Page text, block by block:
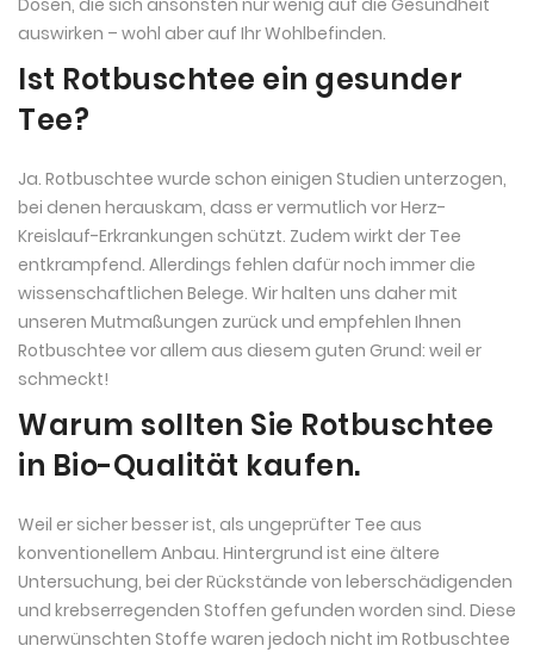
auswirken – wohl aber auf Ihr Wohlbefinden.
Ist Rotbuschtee ein gesunder
Tee?
Ja. Rotbuschtee wurde schon einigen Studien unterzogen,
bei denen herauskam, dass er vermutlich vor Herz-
Kreislauf-Erkrankungen schützt. Zudem wirkt der Tee
entkrampfend. Allerdings fehlen dafür noch immer die
wissenschaftlichen Belege. Wir halten uns daher mit
unseren Mutmaßungen zurück und empfehlen Ihnen
Rotbuschtee vor allem aus diesem guten Grund: weil er
schmeckt!
Warum sollten Sie Rotbuschtee
in Bio-Qualität kaufen.
Weil er sicher besser ist, als ungeprüfter Tee aus
konventionellem Anbau. Hintergrund ist eine ältere
Untersuchung, bei der Rückstände von leberschädigenden
und krebserregenden Stoffen gefunden worden sind. Diese
unerwünschten Stoffe waren jedoch nicht im Rotbuschtee